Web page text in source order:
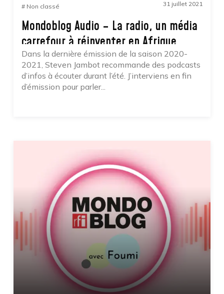
# Non classé 31 juillet 2021
Mondoblog Audio – La radio, un média
carrefour à réinventer en Afrique
Dans la dernière émission de la saison 2020-
2021, Steven Jambot recommande des podcasts
d’infos à écouter durant l’été. J’interviens en fin
d’émission pour parler...